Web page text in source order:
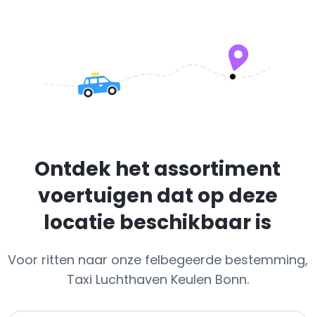
Ontdek het assortiment
voertuigen dat op deze
locatie beschikbaar is
Voor ritten naar onze felbegeerde bestemming,
Taxi Luchthaven Keulen Bonn.